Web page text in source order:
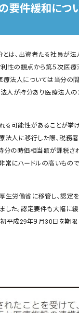
要件緩和につ
は、出資者たる社員が法
性の観点から第５次医療
療法人については当分の
人が持分あり医療法人の
る可能性があることが挙
法人に移行した際、税務
分の時価相当額が課税さ
常にハードルの高いもの
生労働省に移管し、認定
した。認定要件も大幅に
平成29年９月30日を期限